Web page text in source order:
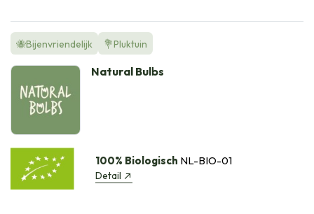
🐝Bijenvriendelijk 💐Pluktuin
Natural Bulbs
100% Biologisch NL-BIO-01
Detail